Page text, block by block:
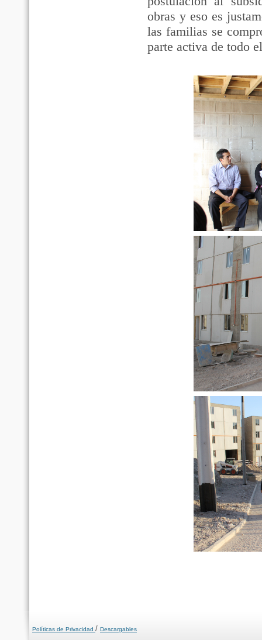
obras y eso es
las familias se
parte activa de todo
Políticas de Privacidad / Descargables